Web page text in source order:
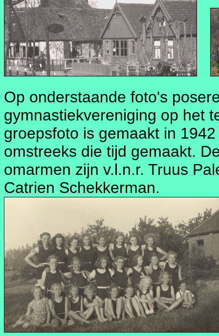
Op onderstaande foto's
gymnastiekvereniging op het
groepsfoto is gemaakt in
omstreeks die tijd gemaakt.
omarmen zijn v.l.n.r. Truus
Catrien Schekkerman.